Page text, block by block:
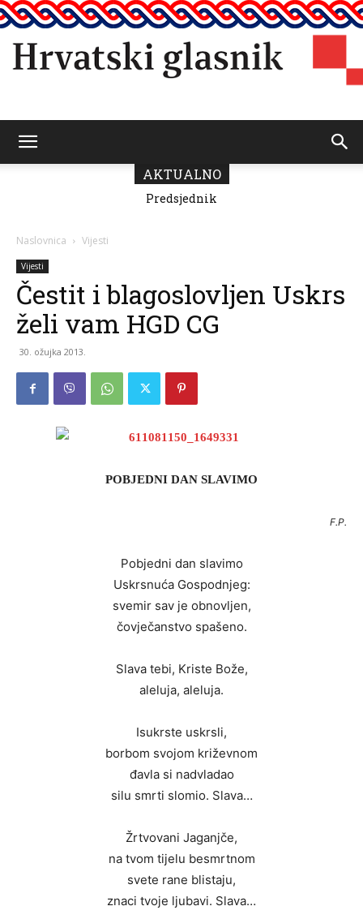
AKTUALNO
Predsjednik
Fonda za zaštitu
2026.
Naslovnica Vijesti
Vijesti
Čestit i blagoslovljen Uskrs
želi vam HGD CG
30. ožujka 2013.
POBJEDNI DAN SLAVIMO
F.P.
Pobjedni dan slavimo
Uskrsnuća Gospodnjeg:
svemir sav je obnovljen,
čovječanstvo spašeno.
Slava tebi, Kriste Bože,
aleluja, aleluja.
Isukrste uskrsli,
borbom svojom križevnom
đavla si nadvladao
silu smrti slomio. Slava…
Žrtvovani Jaganjče,
na tvom tijelu besmrtnom
svete rane blistaju,
znaci tvoje ljubavi. Slava…